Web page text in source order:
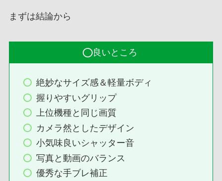
まずは結論から
良いところ
絶妙なサイズ感＆軽量ボディ
握りやすいグリップ
上位機種と同じ画質
カメラ然としたデザイン
小気味良いシャッター音
写真と動画のバランス
優秀な手ブレ補正